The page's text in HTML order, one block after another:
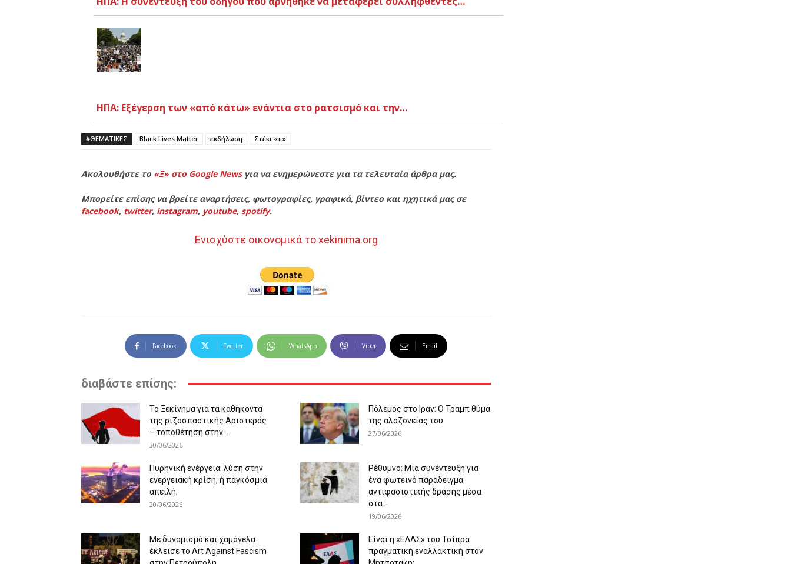
ΗΠΑ: Εξέγερση των «από κάτω» ενάντια στο ρατσισμό και την…
#ΘΕΜΑΤΙΚΈΣ Black Lives Matter εκδήλωση Στέκι «π»
Ακολουθήστε το «Ξ» στο Google Newsγια να ενημερώνεστε για τα τελευταία άρθρα μας.
Μπορείτε επίσης να βρείτε αναρτήσεις, φωτογραφίες, γραφικά, βίντεο και ηχητικά μας σε
facebook, twitter, instagram, youtube, spotify.
Ενισχύστε οικονομικά το xekinima.org
Facebook Twitter WhatsApp Viber Email
διαβάστε επίσης:
Το Ξεκίνημα για τα καθήκοντα
της ριζοσπαστικής Αριστεράς
– τοποθέτηση στην...
30/06/2026
Πόλεμος στο Ιράν: Ο Τραμπ θύμα
της αλαζονείας του
27/06/2026
Πυρηνική ενέργεια: λύση στην
ενεργειακή κρίση, ή παγκόσμια
απειλή;
20/06/2026
Ρέθυμνο: Μια συνέντευξη για
ένα φωτεινό παράδειγμα
αντιφασιστικής δράσης μέσα
στα...
19/06/2026
Με δυναμισμό και χαμόγελα
έκλεισε το Art Against Fascism
Είναι η «ΕΛΑΣ» του Τσίπρα
πραγματική εναλλακτική στον